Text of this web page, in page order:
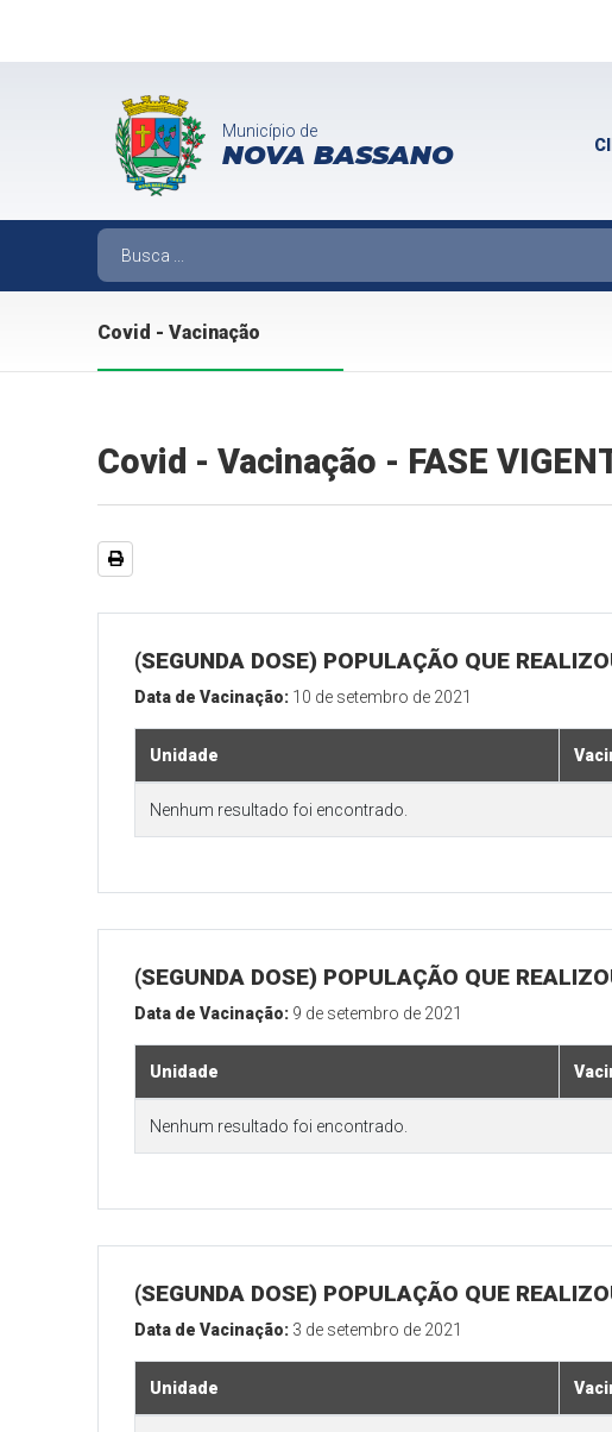
Município de
NOVA BASSANO
Covid - Vacinação
Covid - Vacinação - FASE
(SEGUNDA DOSE) POPULAÇÃO QUE
Data de Vacinação: 10 de setembro de 2021
Unidade
Nenhum resultado foi encontrado.
(SEGUNDA DOSE) POPULAÇÃO QUE
Data de Vacinação: 9 de setembro de 2021
Unidade
Nenhum resultado foi encontrado.
(SEGUNDA DOSE) POPULAÇÃO QUE
Data de Vacinação: 3 de setembro de 2021
Unidade